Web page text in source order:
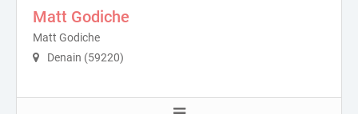
Matt Godiche
Matt Godiche
Denain (59220)